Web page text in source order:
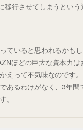
移行させてしまうとい
ていると思われるかもし
ほどの巨大な資本力は
えって不気味なのです
あるわけがなく、3年間
。